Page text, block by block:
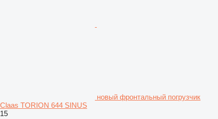
новый фронтальный погрузчик
Claas TORION 644 SINUS
15